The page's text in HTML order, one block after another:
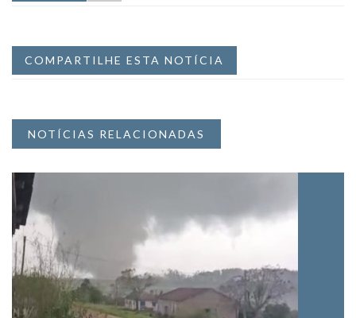
COMPARTILHE ESTA NOTÍCIA
NOTÍCIAS RELACIONADAS